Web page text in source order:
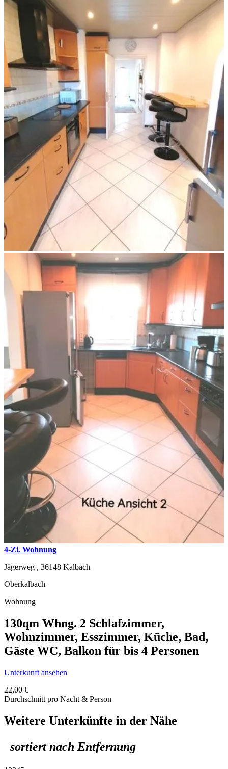
4-Zi. Wohnung
Jägerweg , 36148 Kalbach
Oberkalbach
Wohnung
130qm Whng. 2 Schlafzimmer,
Wohnzimmer, Esszimmer, Küche, Bad,
Gäste WC, Balkon für bis 4 Personen
Unterkunft ansehen
22,00 €
Durchschnitt pro Nacht & Person
Weitere Unterkünfte in der Nähe
sortiert nach Entfernung